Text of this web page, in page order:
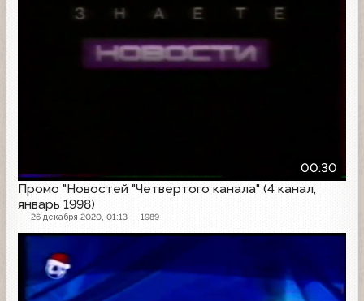
00:30
Промо "Новостей "Четвертого канала" (4 канал,
январь 1998)
26 декабря 2020, 01:13 1989